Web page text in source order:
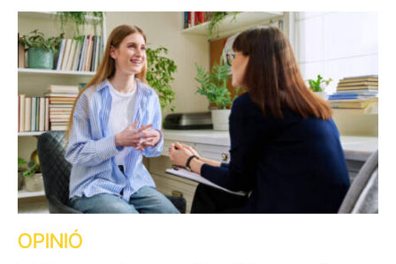
OPINIÓ